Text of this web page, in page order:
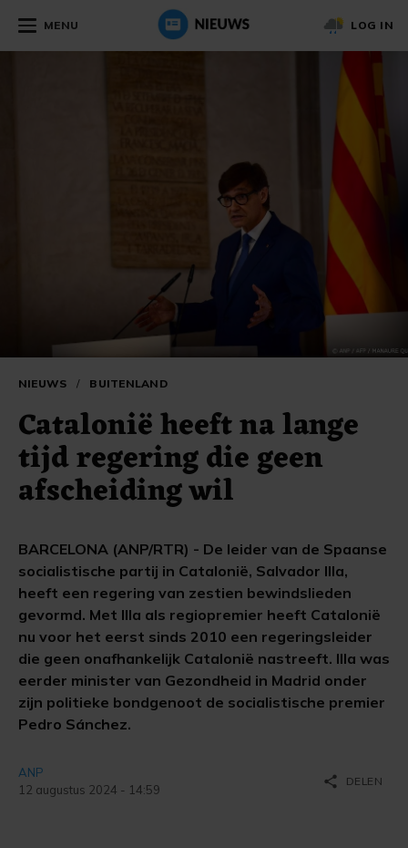
MENU LOG IN
NIEUWS / BUITENLAND
Catalonië heeft na lange
tijd regering die geen
afscheiding wil
BARCELONA (ANP/RTR) - De leider van de Spaanse
socialistische partij in Catalonië, Salvador Illa,
heeft een regering van zestien bewindslieden
gevormd. Met Illa als regiopremier heeft Catalonië
nu voor het eerst sinds 2010 een regeringsleider
die geen onafhankelijk Catalonië nastreeft. Illa was
eerder minister van Gezondheid in Madrid onder
zijn politieke bondgenoot de socialistische premier
Pedro Sánchez.
ANP
12 augustus 2024 - 14:59
share DELEN